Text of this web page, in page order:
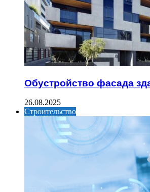
Обустройство фасада
26.08.2025
Строительство